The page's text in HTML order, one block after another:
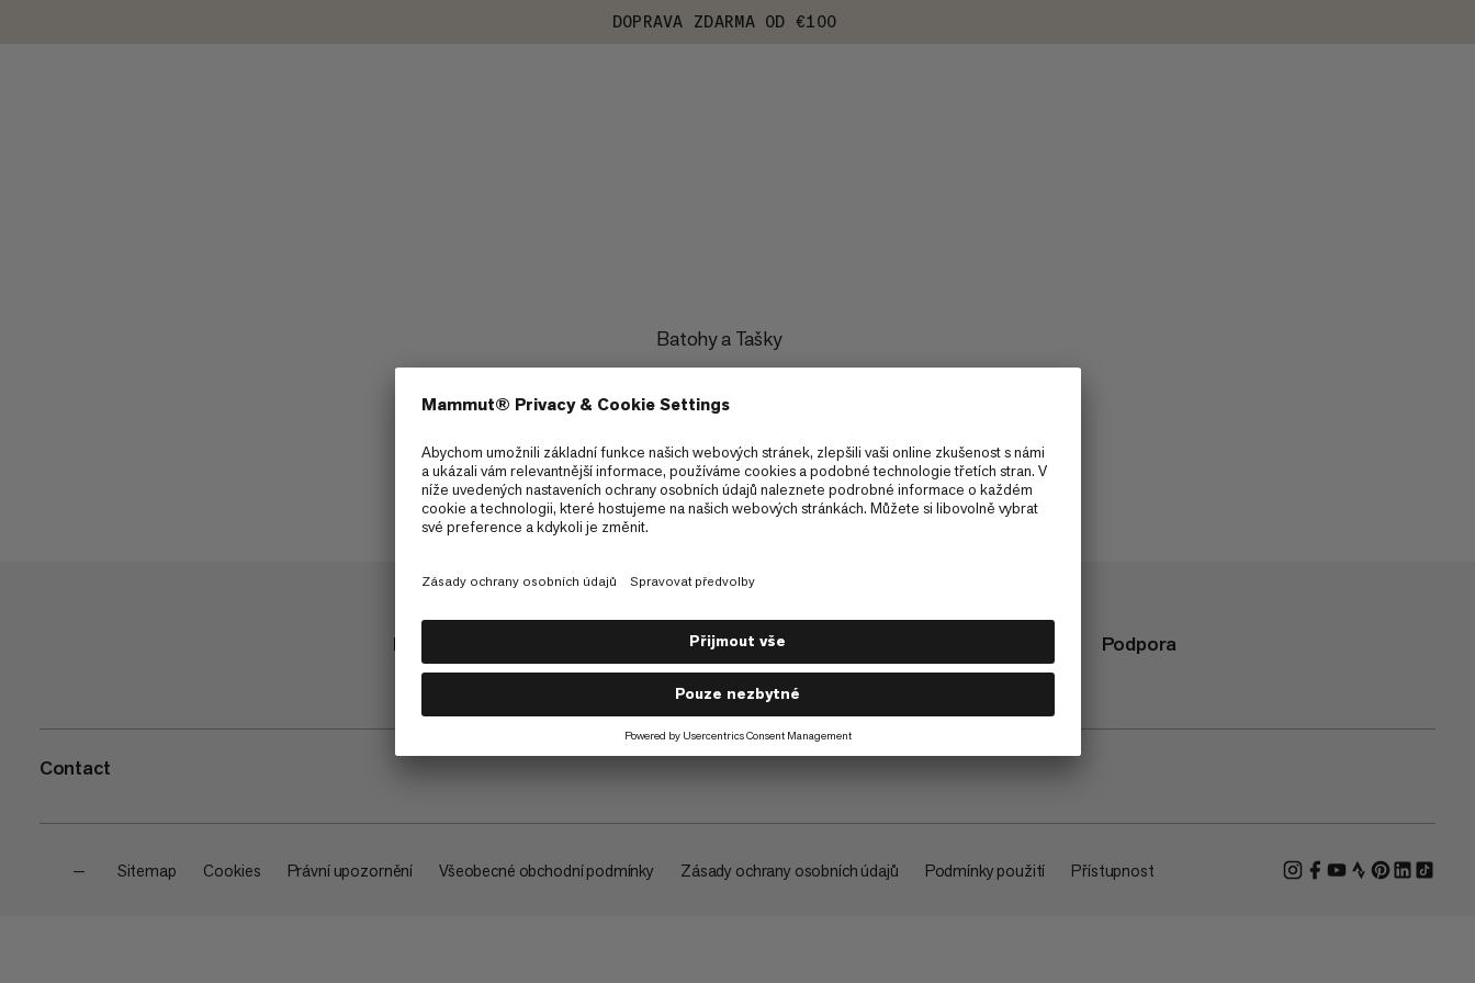
DOPRAVA ZDARMA OD €100
Batohy a Tašky
Nakupuj O společnosti Podpora
Contact
— Sitemap Cookies Právní upozornění Všeobecné obchodní podmínky Zásady ochrany osobních údajů Podmínky použití Přístupnost